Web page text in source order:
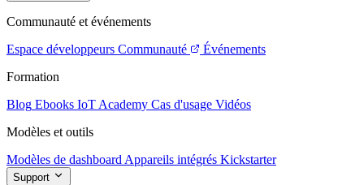
Communauté et événements
Espace développeurs Communauté
Événements
Formation
Blog Ebooks IoT Academy Cas d'usage Vidéos
Modèles et outils
Modèles de dashboard Appareils intégrés Kickstarter
Support